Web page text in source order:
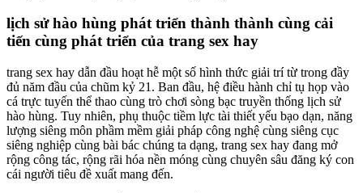
lịch sử hào hùng phát triển thành thành cùng cải
tiến cùng phát triển của trang sex hay
trang sex hay dẫn đầu hoạt hễ một số hình thức giải trí từ trong đầy
đủ năm đầu của chũm kỷ 21. Ban đầu, hệ điều hành chỉ tụ họp vào
cá trực tuyến thể thao cùng trò chơi sòng bạc truyền thống lịch sử
hào hùng. Tuy nhiên, phụ thuộc tiềm lực tài thiết yếu bạo dạn, năng
lượng siêng môn phầm mềm giải pháp công nghệ cùng siêng cục
siêng nghiệp cùng bài bác chúng ta dạng, trang sex hay đang mở
rộng công tác, rộng rãi hóa nền móng cùng chuyên sâu đăng ký con
cái người tiêu đề xuất mang đến.